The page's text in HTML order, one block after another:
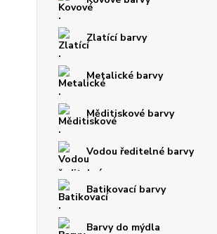
Zlatící barvy
Metalické barvy
Měditiskové barvy
Vodou ředitelné barvy
Batikovací barvy
Barvy do mýdla